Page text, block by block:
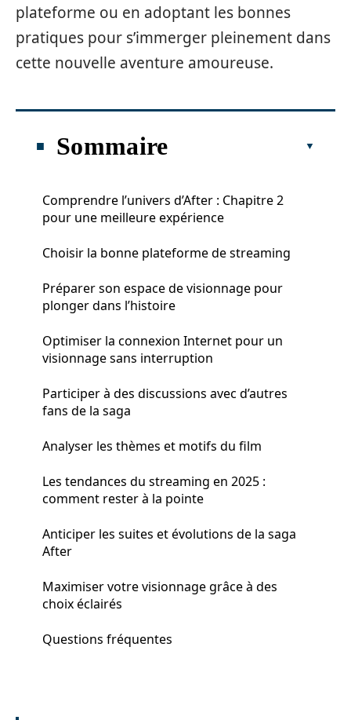
plateforme ou en adoptant les bonnes
pratiques pour s’immerger pleinement dans
cette nouvelle aventure amoureuse.
Sommaire
Comprendre l’univers d’After : Chapitre 2
pour une meilleure expérience
Choisir la bonne plateforme de streaming
Préparer son espace de visionnage pour
plonger dans l’histoire
Optimiser la connexion Internet pour un
visionnage sans interruption
Participer à des discussions avec d’autres
fans de la saga
Analyser les thèmes et motifs du film
Les tendances du streaming en 2025 :
comment rester à la pointe
Anticiper les suites et évolutions de la saga
After
Maximiser votre visionnage grâce à des
choix éclairés
Questions fréquentes